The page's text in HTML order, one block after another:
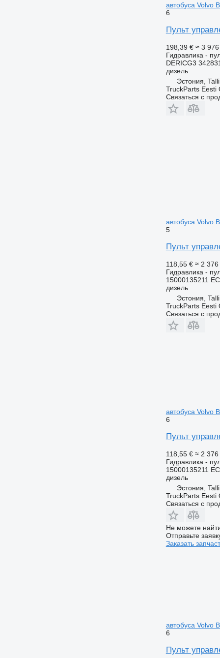
автобуса Volvo
6
Пульт
198,39 € ≈ 3 976
Гидравлика -
DERICG3
дизель
Эстония,
TruckParts Eesti
Связаться с
автобуса Volvo
5
Пульт
118,55 € ≈ 2 376
Гидравлика -
15000135211
дизель
Эстония,
TruckParts Eesti
Связаться с
автобуса Volvo
6
Пульт
118,55 € ≈ 2 376
Гидравлика -
15000135211
дизель
Эстония,
TruckParts Eesti
Связаться с
Не можете
Отправьте
Заказать
автобуса Volvo
6
Пульт